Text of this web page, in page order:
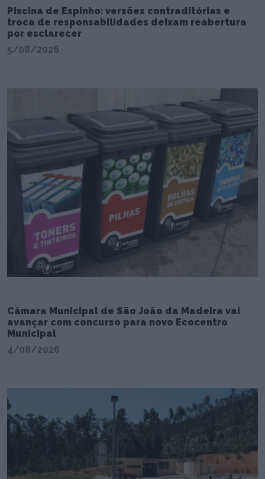
Piscina de Espinho: versões contraditórias e
troca de responsabilidades deixam reabertura
por esclarecer
5/08/2026
Câmara Municipal de São João da Madeira vai
avançar com concurso para novo Ecocentro
Municipal
4/08/2026